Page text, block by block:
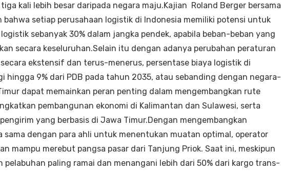
kali lebih besar daripada negara maju.Kajian Roland Berger bersama
bahwa setiap perusahaan logistik di Indonesia memiliki potensi untuk
sebanyak 30% dalam jangka pendek, apabila beban-beban yang
secara keseluruhan.Selain itu dengan adanya perubahan peraturan
ekstensif dan terus-menerus, persentase biaya logistik di
hingga 9% dari PDB pada tahun 2035, atau sebanding dengan negara-
dapat memainkan peran penting dalam mengembangkan rute
pembangunan ekonomi di Kalimantan dan Sulawesi, serta
yang berbasis di Jawa Timur.Dengan mengembangkan
dengan para ahli untuk menentukan muatan optimal, operator
mampu merebut pangsa pasar dari Tanjung Priok. Saat ini, meskipun
pelabuhan paling ramai dan menangani lebih dari 50% dari kargo trans-